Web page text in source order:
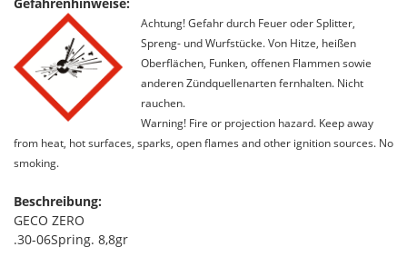
Achtung! Gefahr durch Feuer oder Splitter,
Spreng- und Wurfstücke. Von Hitze, heißen
Oberflächen, Funken, offenen Flammen sowie
anderen Zündquellenarten fernhalten. Nicht
rauchen.
Warning! Fire or projection hazard. Keep away
from heat, hot surfaces, sparks, open flames and other ignition sources. No
smoking.
Beschreibung:
GECO ZERO
.30-06Spring. 8,8gr